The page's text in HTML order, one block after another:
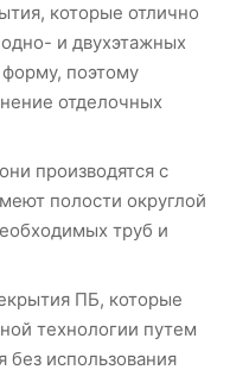
которые отлично
и двухэтажных
поэтому
отделочных
производятся с
полости округлой
труб и
ПБ, которые
технологии путем
использования